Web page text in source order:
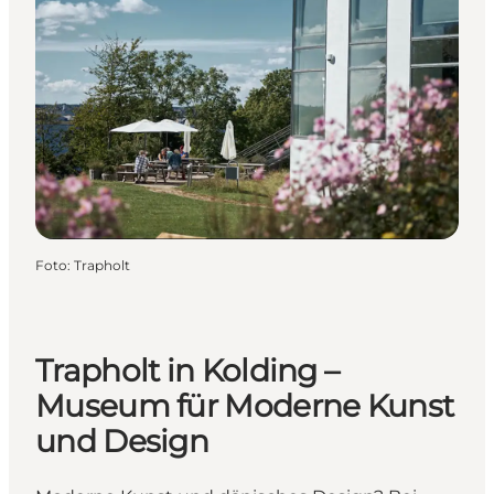
Foto: Trapholt
Trapholt in Kolding –
Museum für Moderne Kunst
und Design